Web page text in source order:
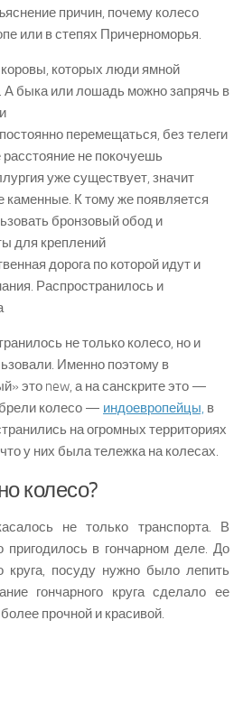
причин, почему колесо
или в степях Причерноморья.
которых люди ямной
А быка или лошадь можно запрячь в
перемещаться, без телеги
не покочуешь
уже существует, значит
каменные. К тому же появляется
бронзовый обод и
для креплений
дорога по которой идут и
Распространилось и
не только колесо, но и
Именно поэтому в
это new, а на санскрите это —
колесо — индоевропейцы, в
на огромных территориях
у них была тележка на колесах.
колесо?
не только транспорта. В
пригодилось в гончарном деле. До
круга, посуду нужно было лепить
гончарного круга сделало ее
прочной и красивой.